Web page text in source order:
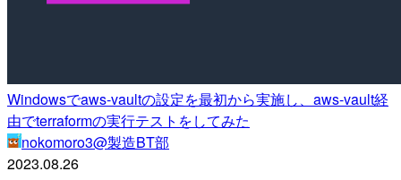
Windowsでaws-vaultの設定を最初から実施し、aws-vault経
由でterraformの実行テストをしてみた
nokomoro3@製造BT部
2023.08.26